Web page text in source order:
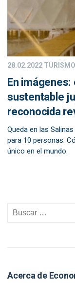
28.02.2022TURISMO
En
sustentable
reconocida
Queda en las
para 10 personas.
único en el mundo.
Acerca de